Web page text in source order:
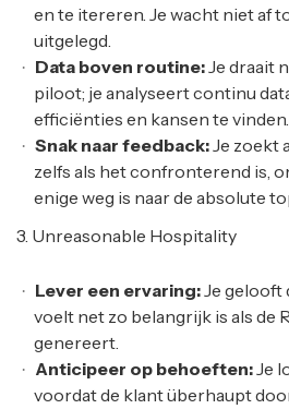
en te itereren. Je wacht niet af
uitgelegd.
Data boven routine:Je draait
piloot; je analyseert continu
efficiënties en kansen te vinden.
Snak naar feedback:Je zoekt
zelfs als het confronterend is,
enige weg is naar de absolute
3. Unreasonable Hospitality
Lever een ervaring:Je gelooft
voelt net zo belangrijk is als de
genereert.
Anticipeer op behoeften:Je
voordat de klant überhaupt